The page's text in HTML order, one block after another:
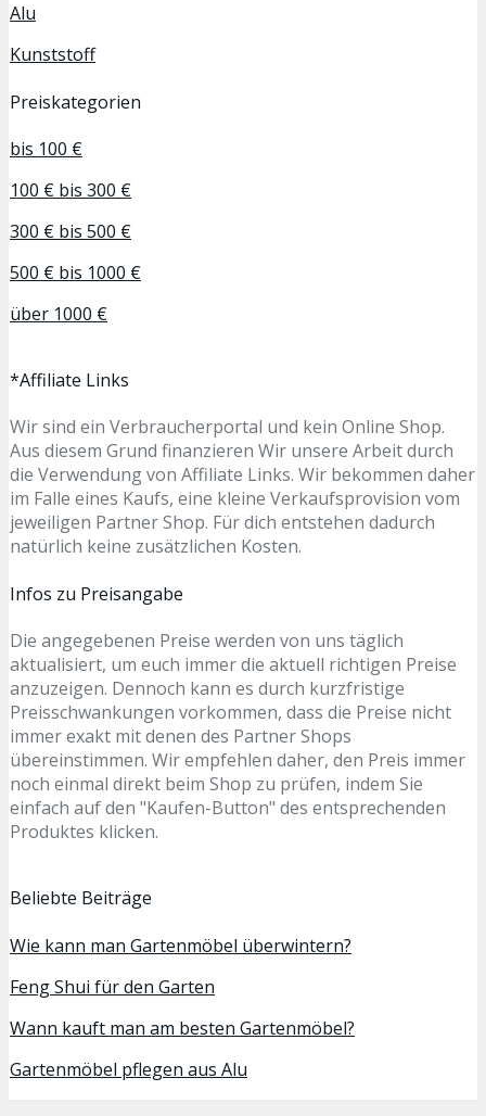
Alu
Kunststoff
Preiskategorien
bis 100 €
100 € bis 300 €
300 € bis 500 €
500 € bis 1000 €
über 1000 €
*Affiliate Links
Wir sind ein Verbraucherportal und kein Online Shop.
Aus diesem Grund finanzieren Wir unsere Arbeit durch
die Verwendung von Affiliate Links. Wir bekommen daher
im Falle eines Kaufs, eine kleine Verkaufsprovision vom
jeweiligen Partner Shop. Für dich entstehen dadurch
natürlich keine zusätzlichen Kosten.
Infos zu Preisangabe
Die angegebenen Preise werden von uns täglich
aktualisiert, um euch immer die aktuell richtigen Preise
anzuzeigen. Dennoch kann es durch kurzfristige
Preisschwankungen vorkommen, dass die Preise nicht
immer exakt mit denen des Partner Shops
übereinstimmen. Wir empfehlen daher, den Preis immer
noch einmal direkt beim Shop zu prüfen, indem Sie
einfach auf den "Kaufen-Button" des entsprechenden
Produktes klicken.
Beliebte Beiträge
Wie kann man Gartenmöbel überwintern?
Feng Shui für den Garten
Wann kauft man am besten Gartenmöbel?
Gartenmöbel pflegen aus Alu